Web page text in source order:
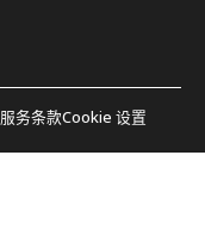
服务条款Cookie 设置